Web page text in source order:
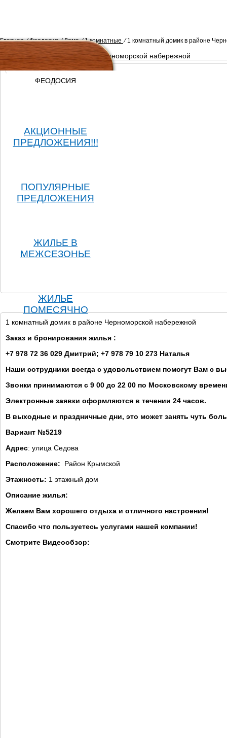
Главная ⁄ Феодосия ⁄ Дома ⁄ 1 комнатные ⁄ 1 комнатный домик в районе
1 комнатный домик в районе Черноморской набережной
1 комнатный домик в районе Черноморской набережной
Заказ и бронирования жилья :
+7 978 72 36 029 Дмитрий; +7 978 79 10 273 Наталья
Наши сотрудники всегда с удовольствием помогут Вам с
Звонки принимаются с 9 00 до 22 00 по Московскому
Электронные заявки оформляются в течении 24 часов.
В выходные и праздничные дни, это может занять чуть
Вариант №5219
Адрес: улица Седова
Расположение: Район Крымской
Этажность: 1 этажный дом
Описание жилья:
Желаем Вам хорошего отдыха и отличного настроения!
Спасибо что пользуетесь услугами нашей компании!
Смотрите Видеообзор:
ФЕОДОСИЯ
АКЦИОННЫЕ
ПРЕДЛОЖЕНИЯ!!!
ПОПУЛЯРНЫЕ
ПРЕДЛОЖЕНИЯ
ЖИЛЬЕ В
МЕЖСЕЗОНЬЕ
ЖИЛЬЕ
ПОМЕСЯЧНО